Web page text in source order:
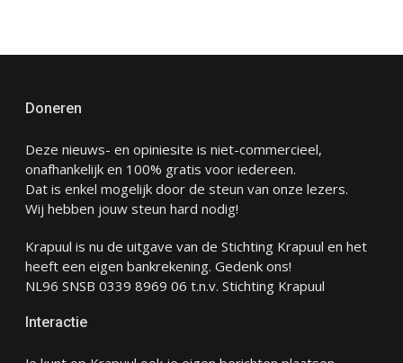
Doneren
Deze nieuws- en opiniesite is niet-commercieel,
onafhankelijk en 100% gratis voor iedereen.
Dat is enkel mogelijk door de steun van onze lezers.
Wij hebben jouw steun hard nodig!
Krapuul is nu de uitgave van de Stichting Krapuul en het
heeft een eigen bankrekening. Gedenk ons!
NL96 SNSB 0339 8969 06 t.n.v. Stichting Krapuul
Interactie